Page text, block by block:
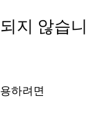
지 않습니
하려면